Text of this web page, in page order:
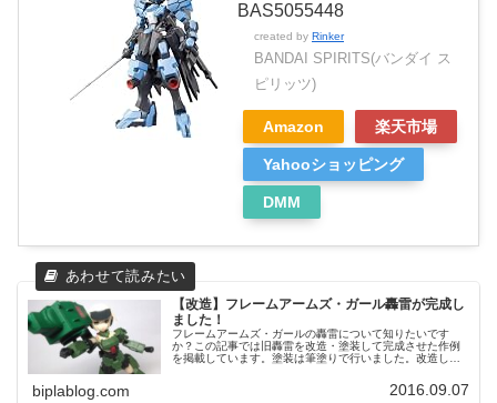
BAS5055448
created by Rinker
BANDAI SPIRITS(バンダイ ス
ピリッツ)
Amazon 楽天市場
Yahooショッピング
DMM
【改造】フレームアームズ・ガール轟雷が完成し
ました！
フレームアームズ・ガールの轟雷について知りたいです
か？この記事では旧轟雷を改造・塗装して完成させた作例
を掲載しています。塗装は筆塗りで行いました。改造した
biplablog.com 2016.09.07